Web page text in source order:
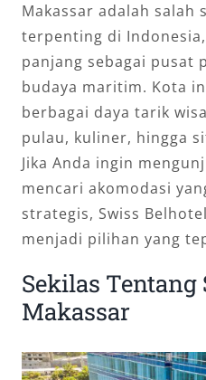
Makassar adalah salah
terpenting di
panjang sebagai pusat
budaya maritim. Kota
berbagai daya tarik
pulau, kuliner, hingga
Jika Anda ingin
mencari akomodasi
strategis, Swiss
menjadi pilihan yang
Sekilas
Makassar